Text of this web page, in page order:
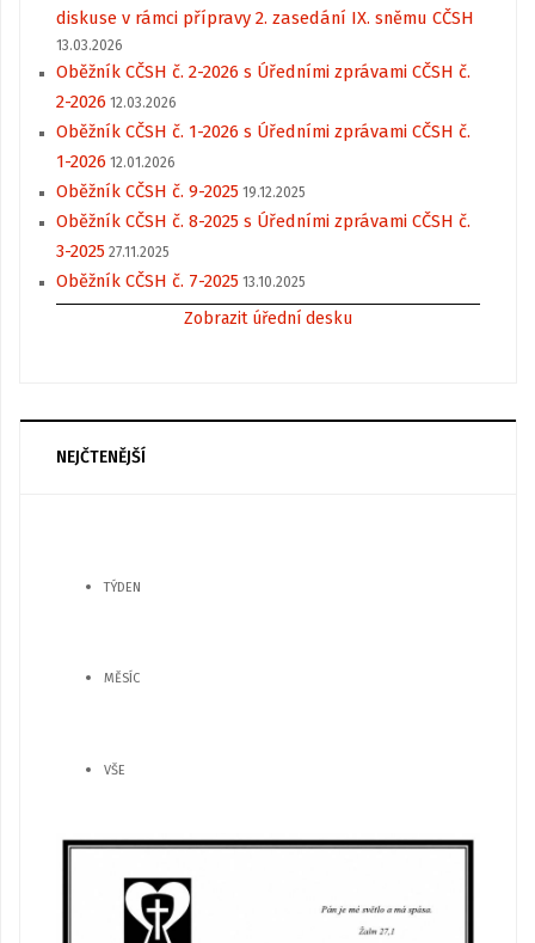
diskuse v rámci přípravy 2. zasedání IX. sněmu CČSH
13.03.2026
Oběžník CČSH č. 2-2026 s Úředními zprávami CČSH č.
2-2026 12.03.2026
Oběžník CČSH č. 1-2026 s Úředními zprávami CČSH č.
1-2026 12.01.2026
Oběžník CČSH č. 9-2025 19.12.2025
Oběžník CČSH č. 8-2025 s Úředními zprávami CČSH č.
3-2025 27.11.2025
Oběžník CČSH č. 7-2025 13.10.2025
Zobrazit úřední desku
NEJČTENĚJŠÍ
TÝDEN
MĚSÍC
VŠE